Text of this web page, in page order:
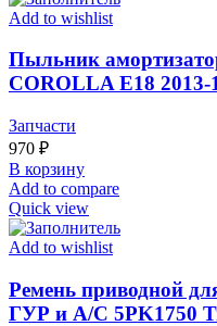
Add to wishlist
Пыльник
COROLLA E18 2013-
Запчасти
970 ₽
В корзину
Add to compare
Quick view
Add to wishlist
Ремень приводной
ГУР и A/C 5PK1750